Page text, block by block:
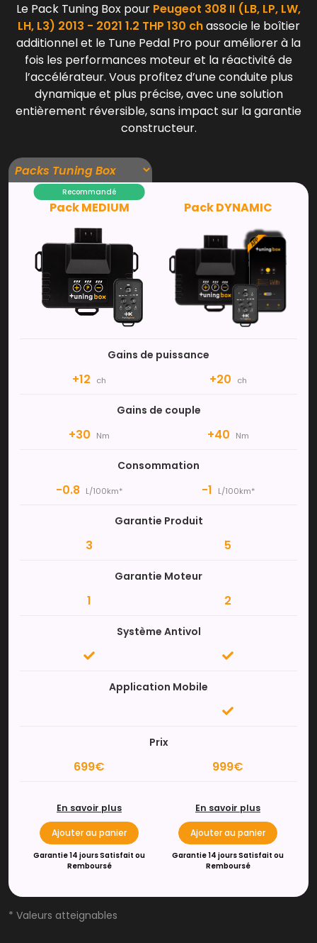
Le Pack Tuning Box pour Peugeot 308 II (LB, LP, LW,
LH, L3) 2013 - 2021 1.2 THP 130 chassocie le boîtier
additionnel et le Tune Pedal Pro pour améliorer à la
fois les performances moteur et la réactivité de
l’accélérateur. Vous profitez d’une conduite plus
dynamique et plus précise, avec une solution
entièrement réversible, sans impact sur la garantie
constructeur.
Recommandé
Pack MEDIUM Pack DYNAMIC
Gains de puissance
+12 ch +20 ch
Gains de couple
+30 Nm +40 Nm
Consommation
-0.8 L/100km* -1 L/100km*
Garantie Produit
3 5
Garantie Moteur
1 2
Système Antivol
Application Mobile
Prix
699€ 999€
En savoir plus
Ajouter au panier
Garantie 14 jours Satisfait ou
Remboursé
En savoir plus
Ajouter au panier
Garantie 14 jours Satisfait ou
Remboursé
* Valeurs atteignables